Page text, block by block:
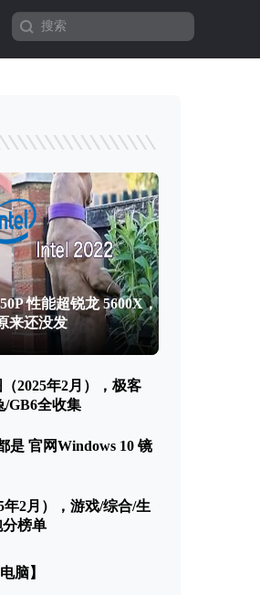
性能超锐龙 5600X，
来还没发
2025年2月），极客
GB6全收集
是 官网Windows 10 镜
2月），游戏/综合/生
榜单
脑】